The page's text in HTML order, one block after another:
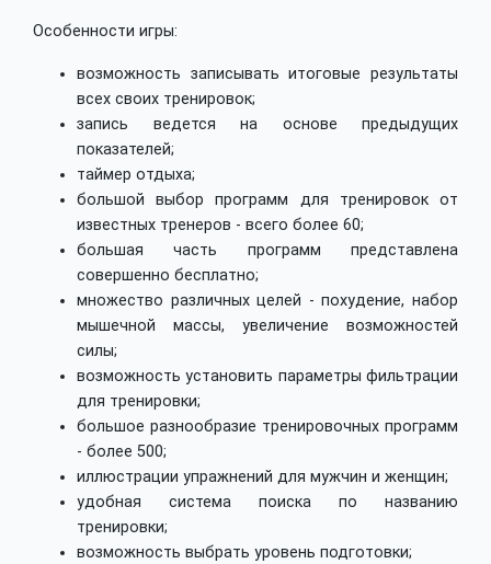
Особенности игры:
возможность записывать итоговые результаты
всех своих тренировок;
запись ведется на основе предыдущих
показателей;
таймер отдыха;
большой выбор программ для тренировок от
известных тренеров - всего более 60;
большая часть программ представлена
совершенно бесплатно;
множество различных целей - похудение, набор
мышечной массы, увеличение возможностей
силы;
возможность установить параметры фильтрации
для тренировки;
большое разнообразие тренировочных программ
- более 500;
иллюстрации упражнений для мужчин и женщин;
удобная система поиска по названию
тренировки;
возможность выбрать уровень подготовки;